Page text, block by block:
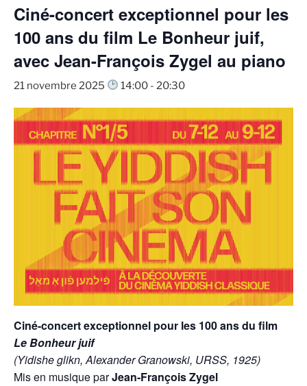
Ciné-concert exceptionnel pour les
100 ans du film Le Bonheur juif,
avec Jean-François Zygel au piano
21 novembre 2025 14:00 - 20:30
Ciné-concert exceptionnel pour les 100 ans du film
Le Bonheur juif
(Yidishe glikn, Alexander Granowski, URSS, 1925)
Mis en musique parJean-François Zygel